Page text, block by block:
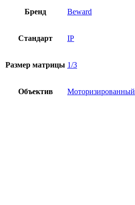
Бренд Beward
Стандарт IP
Размер матрицы 1/3
Объектив Моторизированный